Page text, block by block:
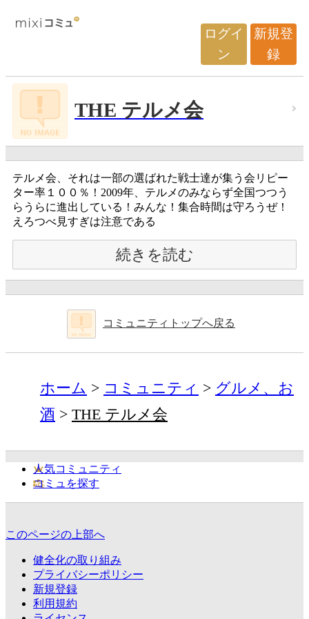
ログイ
ン
新規登
録
THE テルメ会
テルメ会、それは一部の選ばれた戦士達が集う会リピー
ター率１００％！2009年、テルメのみならず全国つつう
らうらに進出している！みんな！集合時間は守ろうぜ！
えろつべ見すぎは注意である
続きを読む
コミュニティトップへ戻る
ホーム コミュニティ
グルメ、お
酒
THE テルメ会
人気コミュニティ
コミュを探す
このページの上部へ
健全化の取り組み
プライバシーポリシー
新規登録
利用規約